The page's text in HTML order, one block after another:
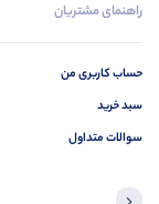
راهنمای مشتریان
حساب کاربری من
سبد خرید
سوالات متداول